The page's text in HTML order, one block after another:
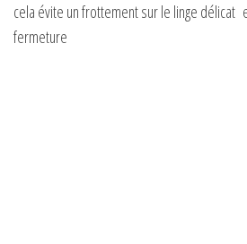
cela évite un frottement sur le linge délicat
fermeture